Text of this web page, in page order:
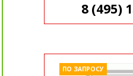
8 (495)
ПО ЗАПРОСУ